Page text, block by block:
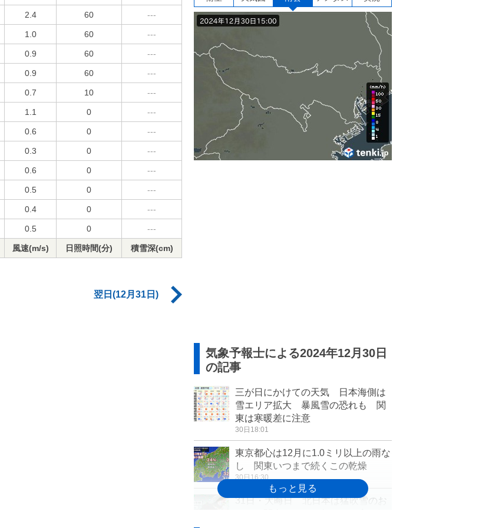
2.4 60 ---
1.0 60 ---
0.9 60 ---
0.9 60 ---
0.7 10 ---
1.1 0 ---
0.6 0 ---
0.3 0 ---
0.6 0 ---
0.5 0 ---
0.4 0 ---
0.5 0 ---
風速(m/s) 日照時間(分) 積雪深(cm)
翌日(12月31日)
気象予報士による2024年12月30日
の記事
三が日にかけての天気 日本海側は
雪エリア拡大 暴風雪の恐れも 関
東は寒暖差に注意
30日18:01
東京都心は12月に1.0ミリ以上の雨な
し 関東いつまで続くこの乾燥
30日16:30
31日・大晦日 北日本は猛吹雪のお